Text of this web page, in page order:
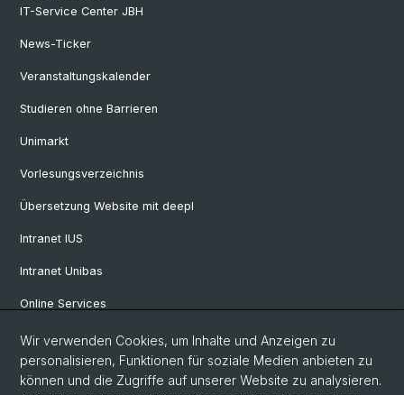
IT-Service Center JBH
News-Ticker
Veranstaltungskalender
Studieren ohne Barrieren
Unimarkt
Vorlesungsverzeichnis
Übersetzung Website mit deepl
Intranet IUS
Intranet Unibas
Online Services
Social Media
Wir verwenden Cookies, um Inhalte und Anzeigen zu
personalisieren, Funktionen für soziale Medien anbieten zu
können und die Zugriffe auf unserer Website zu analysieren.